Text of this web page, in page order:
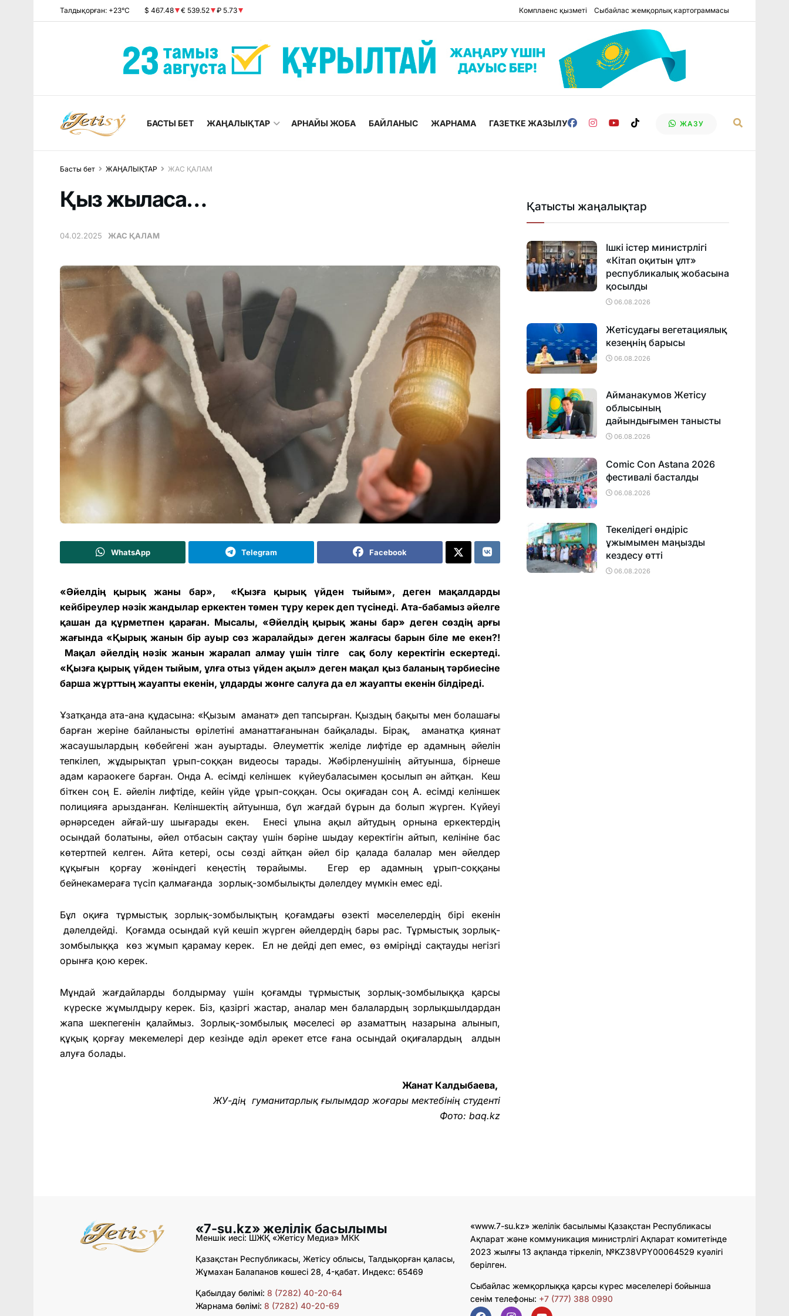
Талдықорған: +23°C $ 467.48 € 539.52 ₽ 5.73 Комплаенс қызметі Сыбайлас жемқорлық картограммасы
БАСТЫ БЕТ ЖАҢАЛЫҚТАР АРНАЙЫ ЖОБА БАЙЛАНЫС ЖАРНАМА ГАЗЕТКЕ ЖАЗЫЛУ ЖАЗУ
Басты бет ЖАҢАЛЫҚТАР ЖАС ҚАЛАМ
Қыз жыласа…
04.02.2025 ЖАС ҚАЛАМ
WhatsApp Telegram Facebook
«Әйелдің қырық жаны бар», «Қызға қырық үйден тыйым», деген мақалдарды
кейбіреулер нәзік жандылар еркектен төмен тұру керек деп түсінеді. Ата-бабамыз әйелге
қашан да құрметпен қараған. Мысалы, «Әйелдің қырық жаны бар» деген сөздің арғы
жағында «Қырық жанын бір ауыр сөз жаралайды» деген жалғасы барын біле ме екен?!
Мақал әйелдің нәзік жанын жаралап алмау үшін тілге сақ болу керектігін ескертеді.
«Қызға қырық үйден тыйым, ұлға отыз үйден ақыл» деген мақал қыз баланың тәрбиесіне
барша жұрттың жауапты екенін, ұлдарды жөнге салуға да ел жауапты екенін білдіреді.
Ұзатқанда ата-ана құдасына: «Қызым аманат» деп тапсырған. Қыздың бақыты мен болашағы
барған жеріне байланысты өрілетіні аманаттағанынан байқалады. Бірақ, аманатқа қиянат
жасаушылардың көбейгені жан ауыртады. Әлеуметтік желіде лифтіде ер адамның әйелін
тепкілеп, жұдырықтап ұрып-соққан видеосы тарады. Жәбірленушінің айтуынша, бірнеше
адам караокеге барған. Онда А. есімді келіншек күйеубаласымен қосылып ән айтқан. Кеш
біткен соң Е. әйелін лифтіде, кейін үйде ұрып-соққан. Осы оқиғадан соң А. есімді келіншек
полицияға арызданған. Келіншектің айтуынша, бұл жағдай бұрын да болып жүрген. Күйеуі
әрнәрседен айғай-шу шығарады екен. Енесі ұлына ақыл айтудың орнына еркектердің
осындай болатыны, әйел отбасын сақтау үшін бәріне шыдау керектігін айтып, келініне бас
көтертпей келген. Айта кетері, осы сөзді айтқан әйел бір қалада балалар мен әйелдер
құқығын қорғау жөніндегі кеңестің төрайымы. Егер ер адамның ұрып-соққаны
бейнекамераға түсіп қалмағанда зорлық-зомбылықты дәлелдеу мүмкін емес еді.
Бұл оқиға тұрмыстық зорлық-зомбылықтың қоғамдағы өзекті мәселелердің бірі екенін
дәлелдейді. Қоғамда осындай күй кешіп жүрген әйелдердің бары рас. Тұрмыстық зорлық-
зомбылыққа көз жұмып қарамау керек. Ел не дейді деп емес, өз өміріңді сақтауды негізгі
орынға қою керек.
Мұндай жағдайларды болдырмау үшін қоғамды тұрмыстық зорлық-зомбылыққа қарсы
күреске жұмылдыру керек. Біз, қазіргі жастар, аналар мен балалардың зорлықшылдардан
жапа шекпегенін қалаймыз. Зорлық-зомбылық мәселесі әр азаматтың назарына алынып,
құқық қорғау мекемелері дер кезінде әділ әрекет етсе ғана осындай оқиғалардың алдын
алуға болады.
Жанат Калдыбаева,
ЖУ-дің гуманитарлық ғылымдар жоғары мектебінің студенті
Фото: baq.kz
Қатысты жаңалықтар
Ішкі істер министрлігі
«Кітап оқитын ұлт»
республикалық жобасына
қосылды
06.08.2026
Жетісудағы вегетациялық
кезеңнің барысы
06.08.2026
Айманакумов Жетісу
облысының
дайындығымен танысты
06.08.2026
Comic Con Astana 2026
фестивалi басталды
06.08.2026
Текелідегі өндіріс
ұжымымен маңызды
кездесу өтті
06.08.2026
«7-su.kz» желілік басылымы
Меншік иесі: ШЖҚ «Жетісу Медиа» МКК
Қазақстан Республикасы, Жетісу облысы, Талдықорған қаласы,
Жұмахан Балапанов көшесі 28, 4-қабат. Индекс: 65469
Қабылдау бөлімі: 8 (7282) 40-20-64
Жарнама бөлімі: 8 (7282) 40-20-69
«www.7-su.kz» желілік басылымы Қазақстан Республикасы
Ақпарат және коммуникация министрлігі Ақпарат комитетінде
2023 жылғы 13 ақпанда тіркеліп, №KZ38VPY00064529 куәлігі
берілген.
Сыбайлас жемқорлыққа қарсы күрес мәселелері бойынша
сенім телефоны: +7 (777) 388 0990